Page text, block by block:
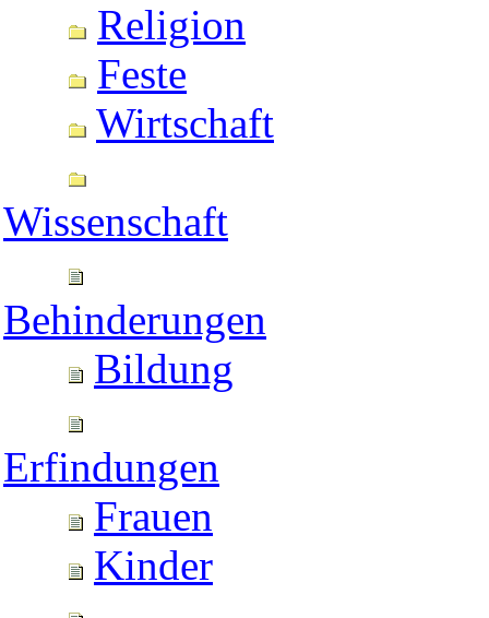
Religion
Feste
Wirtschaft
Wissenschaft
Behinderungen
Bildung
Erfindungen
Frauen
Kinder